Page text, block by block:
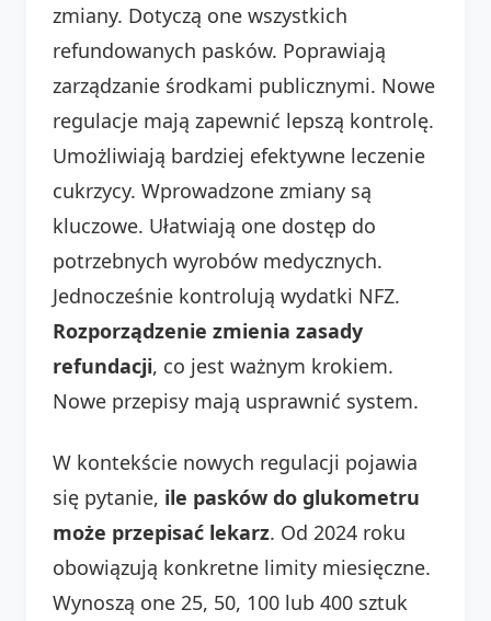
zmiany. Dotyczą one wszystkich
refundowanych pasków. Poprawiają
zarządzanie środkami publicznymi. Nowe
regulacje mają zapewnić lepszą kontrolę.
Umożliwiają bardziej efektywne leczenie
cukrzycy. Wprowadzone zmiany są
kluczowe. Ułatwiają one dostęp do
potrzebnych wyrobów medycznych.
Jednocześnie kontrolują wydatki NFZ.
Rozporządzenie zmienia zasady
refundacji, co jest ważnym krokiem.
Nowe przepisy mają usprawnić system.
W kontekście nowych regulacji pojawia
się pytanie, ile pasków do glukometru
może przepisać lekarz. Od 2024 roku
obowiązują konkretne limity miesięczne.
Wynoszą one 25, 50, 100 lub 400 sztuk